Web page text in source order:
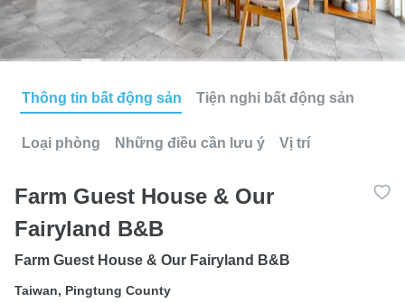
Thông tin bất động sản Tiện nghi bất động sản
Loại phòng Những điều cần lưu ý Vị trí
Farm Guest House & Our
Fairyland B&B
Farm Guest House & Our Fairyland B&B
Taiwan, Pingtung County